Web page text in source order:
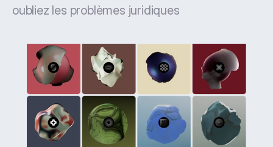
oubliez les problèmes juridiques